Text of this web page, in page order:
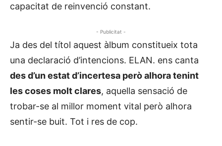
capacitat de reinvenció constant.
- Publicitat -
Ja des del títol aquest àlbum constitueix tota
una declaració d’intencions. ELAN. ens canta
des d’un estat d’incertesa però alhora tenint
les coses molt clares, aquella sensació de
trobar-se al millor moment vital però alhora
sentir-se buit. Tot i res de cop.